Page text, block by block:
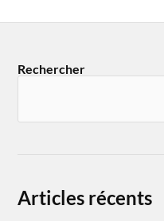
Rechercher
Articles récents